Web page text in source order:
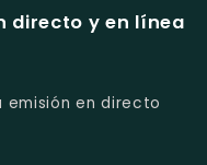
directo y en línea
en directo